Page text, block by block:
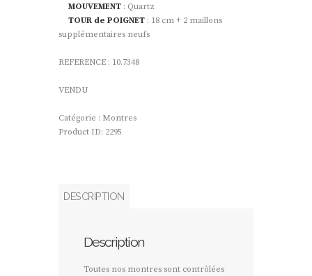
MOUVEMENT : Quartz
TOUR de POIGNET : 18 cm + 2 maillons
supplémentaires neufs
REFERENCE : 10.7348
VENDU
Catégorie : Montres
Product ID: 2295
DESCRIPTION
Description
Toutes nos montres sont contrôlées